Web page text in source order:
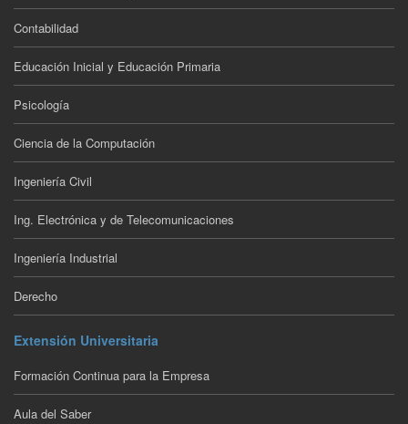
Contabilidad
Educación Inicial y Educación Primaria
Psicología
Ciencia de la Computación
Ingeniería Civil
Ing. Electrónica y de Telecomunicaciones
Ingeniería Industrial
Derecho
Extensión Universitaria
Formación Continua para la Empresa
Aula del Saber